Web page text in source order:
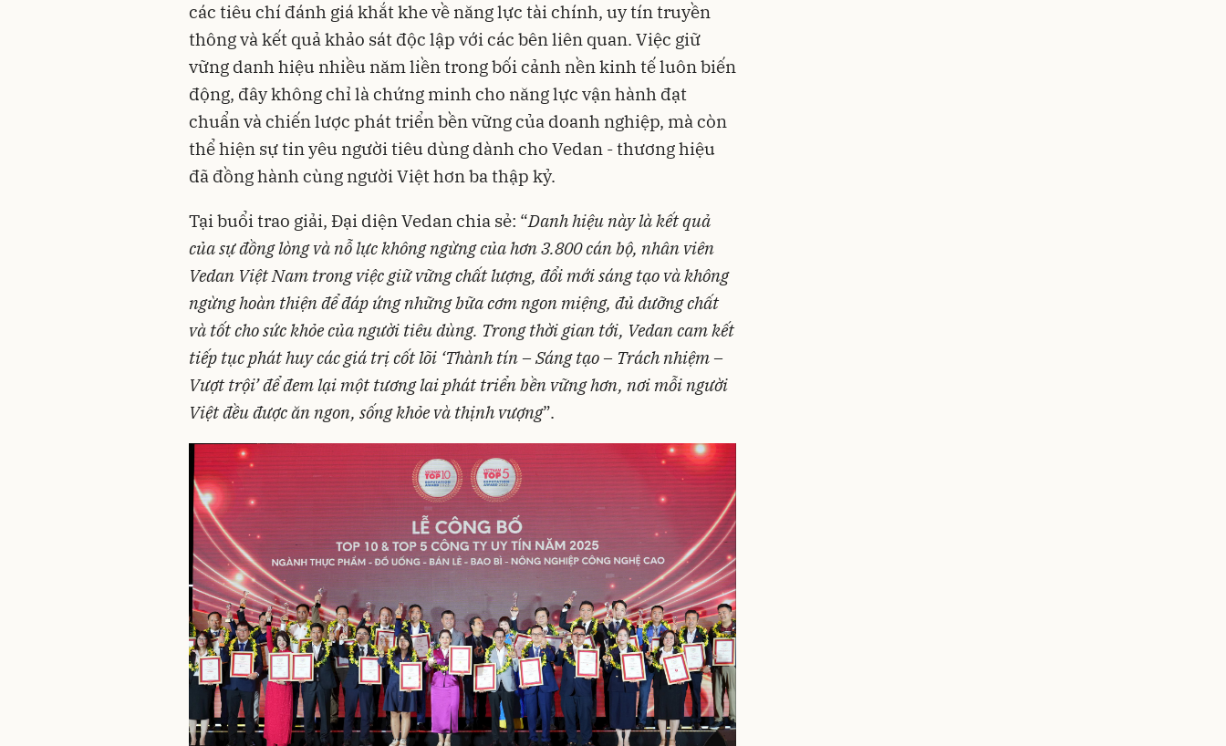
các tiêu chí đánh giá khắt khe về năng lực tài chính, uy tín truyền
thông và kết quả khảo sát độc lập với các bên liên quan. Việc giữ
vững danh hiệu nhiều năm liền trong bối cảnh nền kinh tế luôn biến
động, đây không chỉ là chứng minh cho năng lực vận hành đạt
chuẩn và chiến lược phát triển bền vững của doanh nghiệp, mà còn
thể hiện sự tin yêu người tiêu dùng dành cho Vedan - thương hiệu
đã đồng hành cùng người Việt hơn ba thập kỷ.
Tại buổi trao giải, Đại diện Vedan chia sẻ: “Danh hiệu này là kết quả
của sự đồng lòng và nỗ lực không ngừng của hơn 3.800 cán bộ, nhân viên
Vedan Việt Nam trong việc giữ vững chất lượng, đổi mới sáng tạo và không
ngừng hoàn thiện để đáp ứng những bữa cơm ngon miệng, đủ dưỡng chất
và tốt cho sức khỏe của người tiêu dùng. Trong thời gian tới, Vedan cam kết
tiếp tục phát huy các giá trị cốt lõi ‘Thành tín – Sáng tạo – Trách nhiệm –
Vượt trội’ để đem lại một tương lai phát triển bền vững hơn, nơi mỗi người
Việt đều được ăn ngon, sống khỏe và thịnh vượng”.